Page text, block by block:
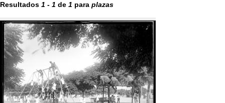
Resultados 1 - 1 de 1 para plazas